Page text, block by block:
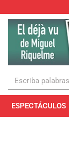
ESPECTÁCULOS